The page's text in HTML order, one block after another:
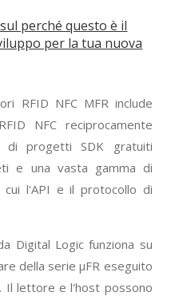
perché questo è il
per la tua nuova
RFID NFC ΜFR include
NFC reciprocamente
di progetti SDK gratuiti
e una vasta gamma di
cui l'API e il protocollo di
Digital Logic funziona su
della serie μFR eseguito
Il lettore e l'host possono